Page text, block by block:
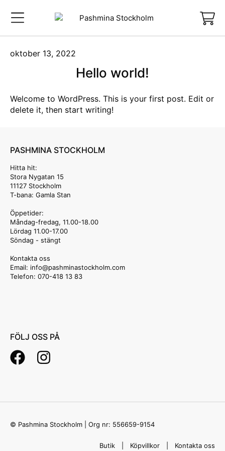
oktober 13, 2022
Hello world!
Welcome to WordPress. This is your first post. Edit or
delete it, then start writing!
PASHMINA STOCKHOLM
Hitta hit:
Stora Nygatan 15
11127 Stockholm
T-bana: Gamla Stan
Öppetider:
Måndag-fredag, 11.00-18.00
Lördag 11.00-17.00
Söndag - stängt
Kontakta oss
Email: info@pashminastockholm.com
Telefon: 070-418 13 83
FÖLJ OSS PÅ
© Pashmina Stockholm | Org nr: 556659-9154
Butik Köpvillkor Kontakta oss